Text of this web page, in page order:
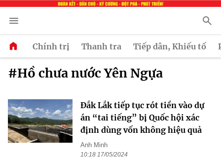
Chính trị Thanh tra Tiếp dân, Khiếu tố
#Hồ chưa nước Yên Ngựa
Đắk Lắk tiếp tục rót tiền vào dự
án “tai tiếng” bị Quốc hội xác
định dùng vốn không hiệu quả
Anh Minh
10:18 17/05/2024